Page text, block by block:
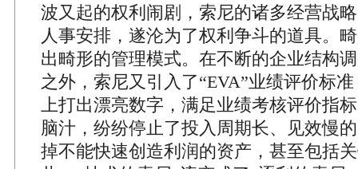
波又起的权利闹剧，索尼的诸多经营战
人事安排，遂沦为了权利争斗的道具。
出畸形的管理模式。在不断的企业结构
之外，索尼又引入了“EVA”业绩评价标
上打出漂亮数字，满足业绩考核评价指
脑汁，纷纷停止了投入周期长、见效慢
掉不能快速创造利润的资产，甚至包括